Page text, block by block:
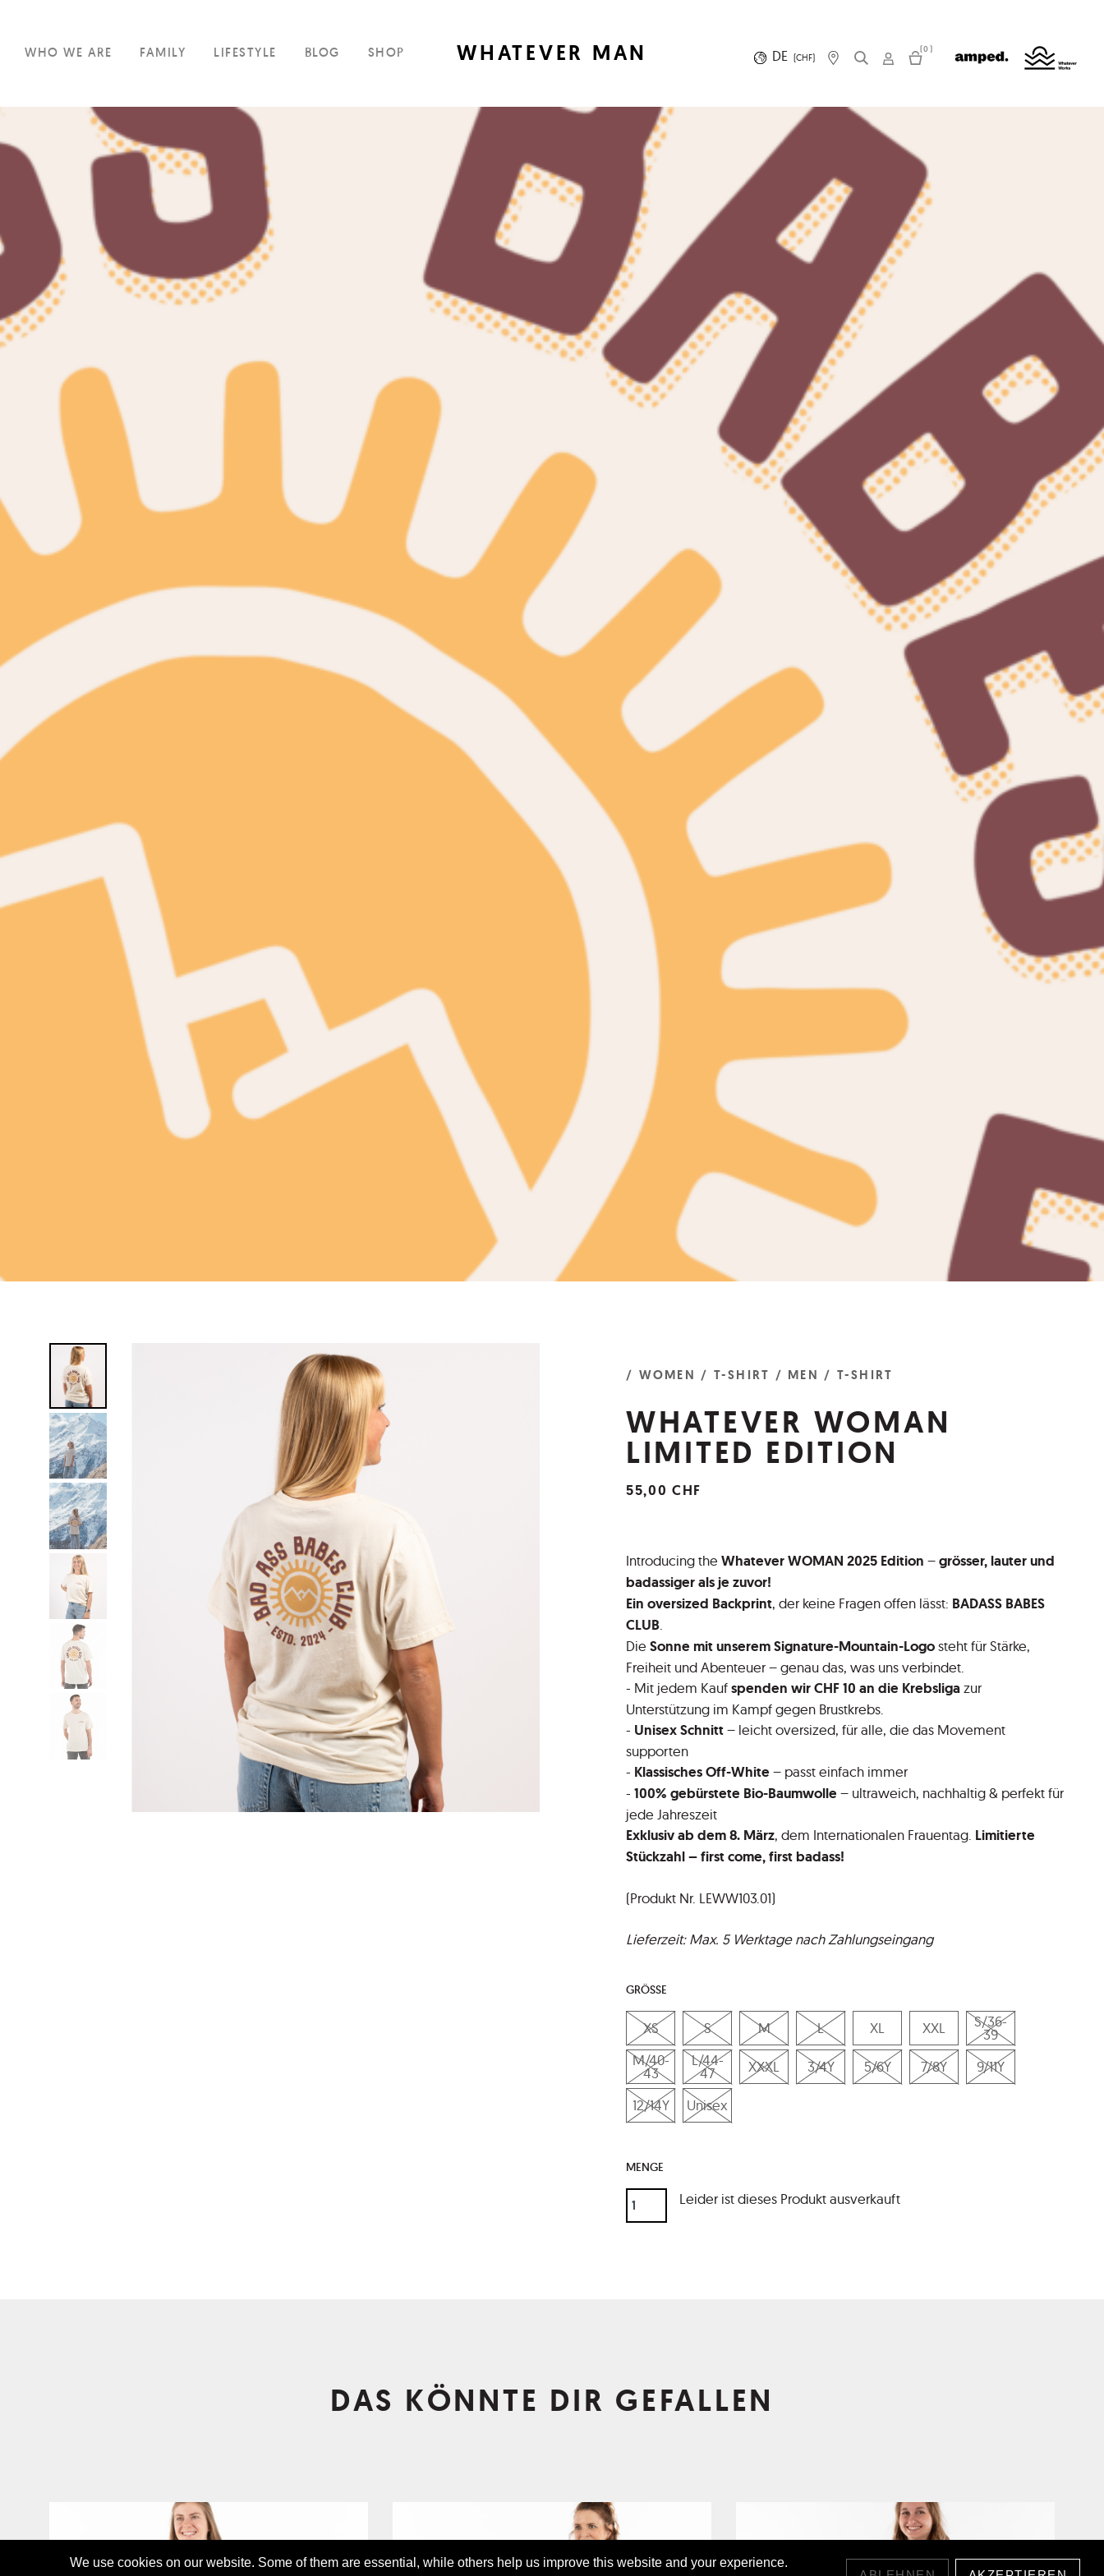
We use cookies on our website. Some of them are essential, while others help us improve this website and your experience.
WHO WE ARE FAMILY LIFESTYLE BLOG SHOP WHATEVER MAN DE (CHF)
(0)
/ WOMEN / T-SHIRT / MEN / T-SHIRT
WHATEVER WOMAN
LIMITED EDITION
55,00 CHF
Introducing the Whatever WOMAN 2025 Edition –grösser, lauter und
badassiger als je zuvor!
Ein oversized Backprint, der keine Fragen offen lässt: BADASS BABES
CLUB
Die Sonne mit unserem Signature-Mountain-Logosteht für Stärke,
Freiheit und Abenteuer – genau das, was uns verbindet.
- Mit jedem Kaufspenden wir CHF 10 an die Krebsligazur
Unterstützung im Kampf gegen Brustkrebs.
- Unisex Schnitt– leicht oversized, für alle, die das Movement
supporten
- Klassisches Off-White – passt einfach immer
- 100% gebürstete Bio-Baumwolle – ultraweich, nachhaltig & perfekt für
jede Jahreszeit
Exklusiv ab dem 8. März, dem Internationalen Frauentag. Limitierte
Stückzahl – first come, first badass!
(Produkt Nr. LEWW103.01)
Lieferzeit: Max. 5 Werktage nach Zahlungseingang
GRÖSSE
XS S M L XL XXL S/36-
39
M/40-
43
L/44-
47 XXXL 3/4Y 5/6Y 7/8Y 9/11Y
12/14Y Unisex
MENGE
Leider ist dieses Produkt ausverkauft
DAS KÖNNTE DIR GEFALLEN